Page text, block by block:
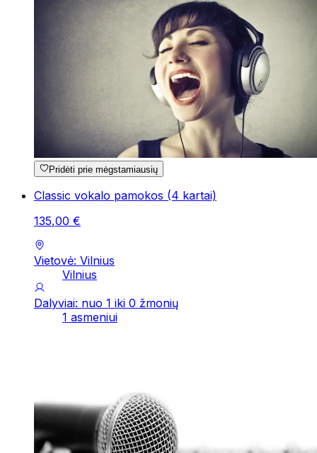
Pridėti prie mėgstamiausių
Classic vokalo pamokos (4 kartai)
135,00 €
Vietovė: Vilnius
Vilnius
Dalyviai: nuo 1 iki 0 žmonių
1 asmeniui